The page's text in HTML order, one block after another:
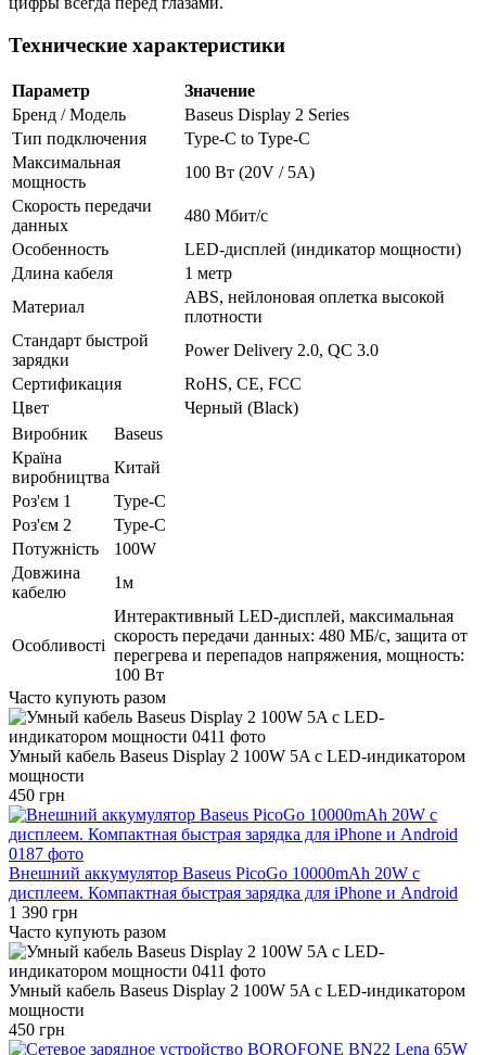
Технические характеристики
Параметр
Значение
Бренд / Модель
Baseus Display 2 Series
Тип подключения
Type-C to Type-C
Максимальная
мощность
100 Вт (20V / 5A)
Скорость передачи
данных
480 Мбит/с
Особенность
LED-дисплей (индикатор мощности)
Длина кабеля
1 метр
Материал
ABS, нейлоновая оплетка высокой
плотности
Стандарт быстрой
зарядки
Power Delivery 2.0, QC 3.0
Сертификация
RoHS, CE, FCC
Цвет
Черный (Black)
Виробник
Baseus
Країна
виробництва
Китай
Роз'єм 1
Type-C
Роз'єм 2
Type-C
Потужність
100W
Довжина
кабелю
1м
Особливості
Интерактивный LED-дисплей, максимальная
скорость передачи данных: 480 МБ/с, защита от
перегрева и перепадов напряжения, мощность:
100 Вт
Часто купують разом
Умный кабель Baseus Display 2 100W 5A с LED-индикатором
мощности
450 грн
Внешний аккумулятор Baseus PicoGo 10000mAh 20W с
дисплеем. Компактная быстрая зарядка для iPhone и Android
1 390 грн
Часто купують разом
Умный кабель Baseus Display 2 100W 5A с LED-индикатором
мощности
450 грн